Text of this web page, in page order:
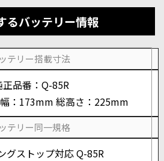
るバッテリー情報
テリー搭載寸法
正品番：Q-85R
：173mm 総高さ：225mm
テリー同一規格
グストップ対応 Q-85R